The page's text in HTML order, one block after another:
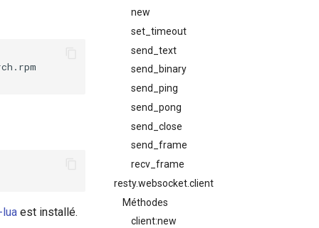
new
set_timeout
send_text
send_binary
send_ping
send_pong
send_close
send_frame
recv_frame
resty.websocket.client
Méthodes
client:new
est installé.